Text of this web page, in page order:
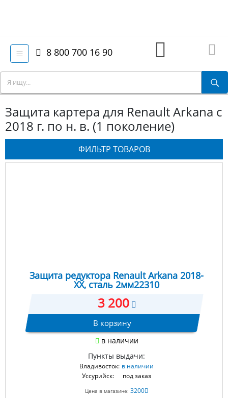
8 800 700 16 90
Защита картера для Renault Arkana с
2018 г. по н. в. (1 поколение)
ФИЛЬТР ТОВАРОВ
Защита редуктора Renault Arkana 2018-
XX, сталь 2мм22310
3 200
В корзину
в наличии
Пункты выдачи:
Владивосток: в наличии
Уссурийск:
под заказ
Цена в магазине: 3200